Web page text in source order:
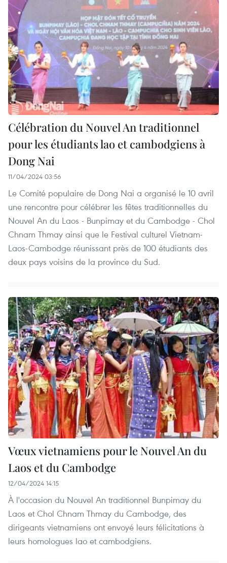
Célébration du Nouvel An traditionnel
pour les étudiants lao et cambodgiens à
Dong Nai
11/04/2024 03:56
Le Comité populaire de Dong Nai a organisé le 10 avril
une rencontre pour célébrer les fêtes traditionnelles du
Nouvel An du Laos - Bunpimay et du Cambodge - Chol
Chnam Thmay ainsi que le Festival culturel Vietnam-
Laos-Cambodge réunissant près de 100 étudiants des
deux pays voisins de la province du Sud.
Vœux vietnamiens pour le Nouvel An du
Laos et du Cambodge
12/04/2024 14:15
À l'occasion du Nouvel An traditionnel Bunpimay du
Laos et Chol Chnam Thmay du Cambodge, des
dirigeants vietnamiens ont envoyé leurs félicitations à
leurs homologues lao et cambodgiens.